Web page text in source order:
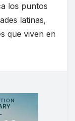
los puntos
latinas,
que viven en